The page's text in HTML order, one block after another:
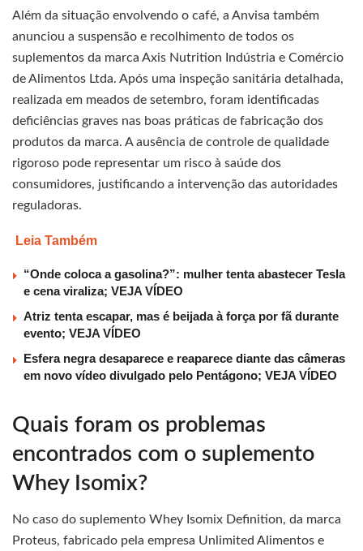
Além da situação envolvendo o café, a Anvisa também
anunciou a suspensão e recolhimento de todos os
suplementos da marca Axis Nutrition Indústria e Comércio
de Alimentos Ltda. Após uma inspeção sanitária detalhada,
realizada em meados de setembro, foram identificadas
deficiências graves nas boas práticas de fabricação dos
produtos da marca. A ausência de controle de qualidade
rigoroso pode representar um risco à saúde dos
consumidores, justificando a intervenção das autoridades
reguladoras.
Leia Também
“Onde coloca a gasolina?”: mulher tenta abastecer Tesla
e cena viraliza; VEJA VÍDEO
Atriz tenta escapar, mas é beijada à força por fã durante
evento; VEJA VÍDEO
Esfera negra desaparece e reaparece diante das câmeras
em novo vídeo divulgado pelo Pentágono; VEJA VÍDEO
Quais foram os problemas
encontrados com o suplemento
Whey Isomix?
No caso do suplemento Whey Isomix Definition, da marca
Proteus, fabricado pela empresa Unlimited Alimentos e